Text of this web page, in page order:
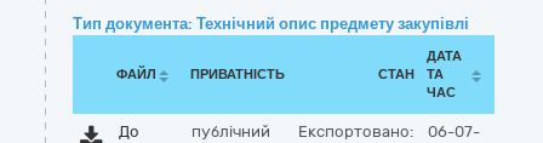
Тип документа: Технічний опис предмету закупівлі
ФАЙЛ ПРИВАТНІСТЬ СТАН
ДАТА
ТА
ЧАС
До
публічний Експортовано:
06-07-